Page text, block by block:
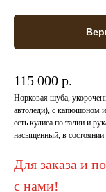
115 000 р.
Норковая шуба,
автоледи), с капюшоном
есть кулиса по талии и
насыщенный, в состоянии
Для заказа и
с нами!